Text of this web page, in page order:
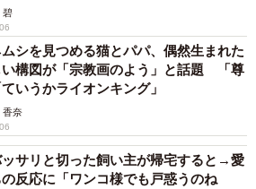
間にそれまでの人生を値踏みされる
ありません。私は当時、50社程度面
から貰いました。ちなみに私の職歴
ルバイト、取締役員も経験し、現在
、ぶっちゃけ今が一番楽しいです。
なりますから、悲観したり苦しむ前
碧
ムシを見つめる猫とパパ、偶然生まれた
い構図が「宗教画のよう」と話題 「尊
いうかライオンキング」
香奈
サリと切った飼い主が帰宅すると→愛
反応に「ワンコ様でも戸惑うのね